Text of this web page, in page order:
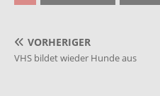
VORHERIGER
VHS bildet wieder Hunde aus